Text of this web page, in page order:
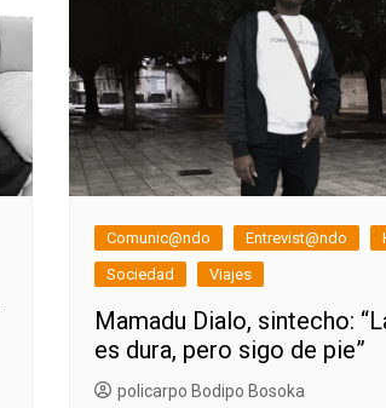
Comunic@ndo Entrevist@ndo
Sociedad
Viajes
Mamadu Dialo, sintecho:
es dura, pero sigo de pie”
policarpo Bodipo Bosoka